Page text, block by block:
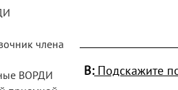
члена
ВОРДИ
В:Подскажите